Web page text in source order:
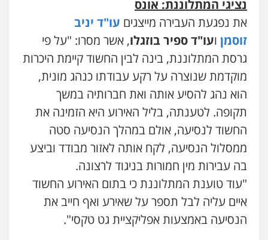
עו"ד אלינור טל
עבירות פליליות משפט מנהלי
אסירים ועדות שחרורים
0523823782
עו"ד אמיר כהן
0537470000
עו"ד ירון גיגי
פלילי צווארון לבן מעצרים הליכי הסגרה
0522249087
עו"ד רויטל סבג שקד
נציגי המתלוננת: אונס
את נפגעת העבירה מייצגים עו"ד יניב
זוסמן ועו"ד ספיר בוזגלו, אשר מסרו: "על פי
גרסת המתלוננת, בינה לבין החשוד קיימת היכרות
מוקדמת שנוצרה על רקע עבודתו כנהג מונית,
הוא נהג להסיע אותה ואת חברותיה במשך
תקופה. לטענתה, בליל האירוע היא הזמינה את
החשוד לנסיעה, אולם במהלך הנסיעה סטה
ממסלול הנסיעה, לקח אותה לאזור מבודד וביצע
בה עבירות מין חמורות בניגוד לרצונה.
"עוד טוענת המתלוננת כי בתום האירוע החשוד
איים עליה לבל תספר על שאירע ואף חייב את
הנסיעה באמצעות אפליקציית גט טקסי".
גיא זהבי משרד עורכי דין
פלילי משפחה
503456449
עו"ד איהאב ג'לג'ולי
פלילי מעצרים וחקירות עורכי דין לענייני